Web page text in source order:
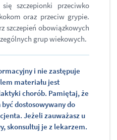
szczepionki przeciwko
oraz przeciw grypie.
szczepień obowiązkowych
grup wiekowych.
i nie zastępuje
materiału jest
chorób. Pamiętaj, że
dostosowywany do
Jeżeli zauważasz u
skonsultuj je z lekarzem.